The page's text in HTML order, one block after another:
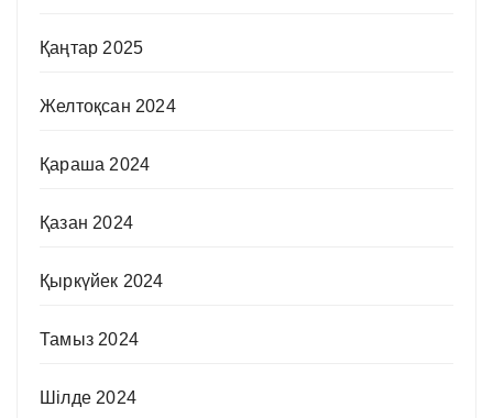
Қаңтар 2025
Желтоқсан 2024
Қараша 2024
Қазан 2024
Қыркүйек 2024
Тамыз 2024
Шілде 2024